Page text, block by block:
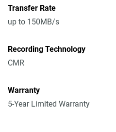
Transfer Rate
up to 150MB/s
Recording Technology
CMR
Warranty
5-Year Limited Warranty